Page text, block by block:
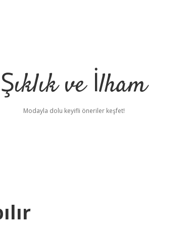
Şıklık ve İlham
Modayla dolu keyifli öneriler keşfet!